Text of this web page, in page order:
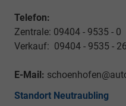
Telefon:
Zentrale: 09404 - 9535 - 0
Verkauf: 09404 - 9535 - 26
E-Mail:
Standort Neutraubling